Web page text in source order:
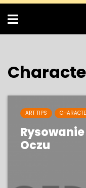
Zaloguj się
Polski
ART TIPS
Oczu